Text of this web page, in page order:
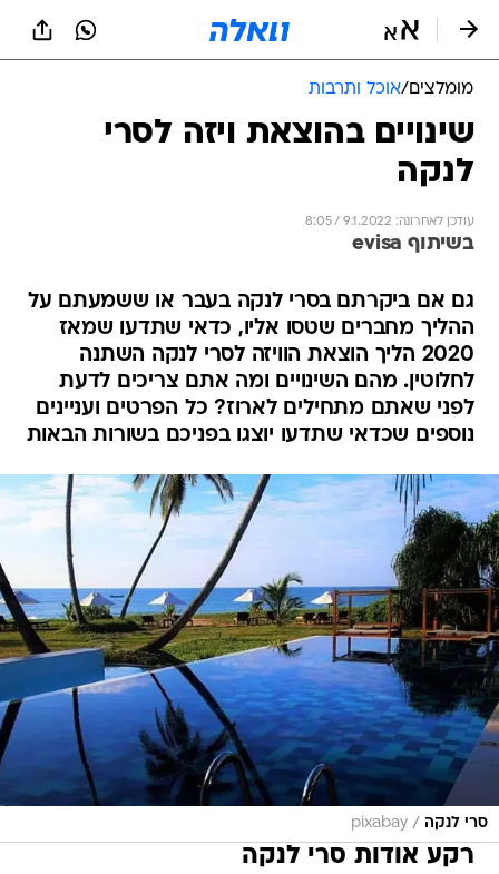
מומלצים/אוכל ותרבות
שינויים בהוצאת ויזה לסרי
לנקה
עודכן לאחרונה: 9.1.2022 / 8:05
בשיתוף evisa
גם אם ביקרתם בסרי לנקה בעבר או ששמעתם על
ההליך מחברים שטסו אליו, כדאי שתדעו שמאז
2020 הליך הוצאת הוויזה לסרי לנקה השתנה
לחלוטין. מהם השינויים ומה אתם צריכים לדעת
לפני שאתם מתחילים לארוז? כל הפרטים ועניינים
נוספים שכדאי שתדעו יוצגו בפניכם בשורות הבאות
סרי לנקה /
pixabay
רקע אודות סרי לנקה